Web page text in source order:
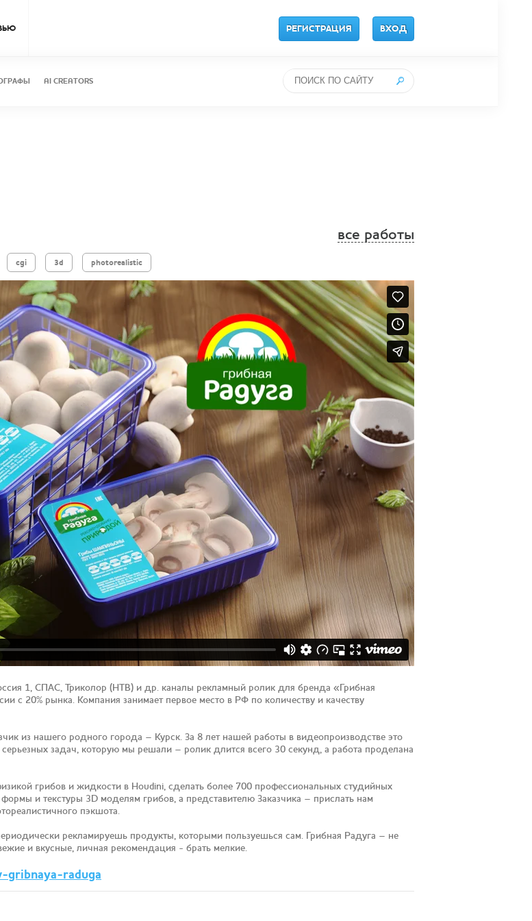
РЕГИСТРАЦИЯ ВХОД
AI CREATORS
все работы
cgi 3d photorealistic
1, СПАС, Триколор (НТВ) и др. каналы рекламный ролик для бренда «Грибная
с 20% рынка. Компания занимает первое место в РФ по количеству и качеству
из нашего родного города – Курск. За 8 лет нашей работы в видеопроизводстве это
задач, которую мы решали – ролик длится всего 30 секунд, а работа проделана
грибов и жидкости в Houdini, сделать более 700 профессиональных студийных
и текстуры 3D моделям грибов, а представителю Заказчика – прислать нам
пэкшота.
рекламируешь продукты, которыми пользуешься сам. Грибная Радуга – не
и вкусные, личная рекомендация - брать мелкие.
raduga